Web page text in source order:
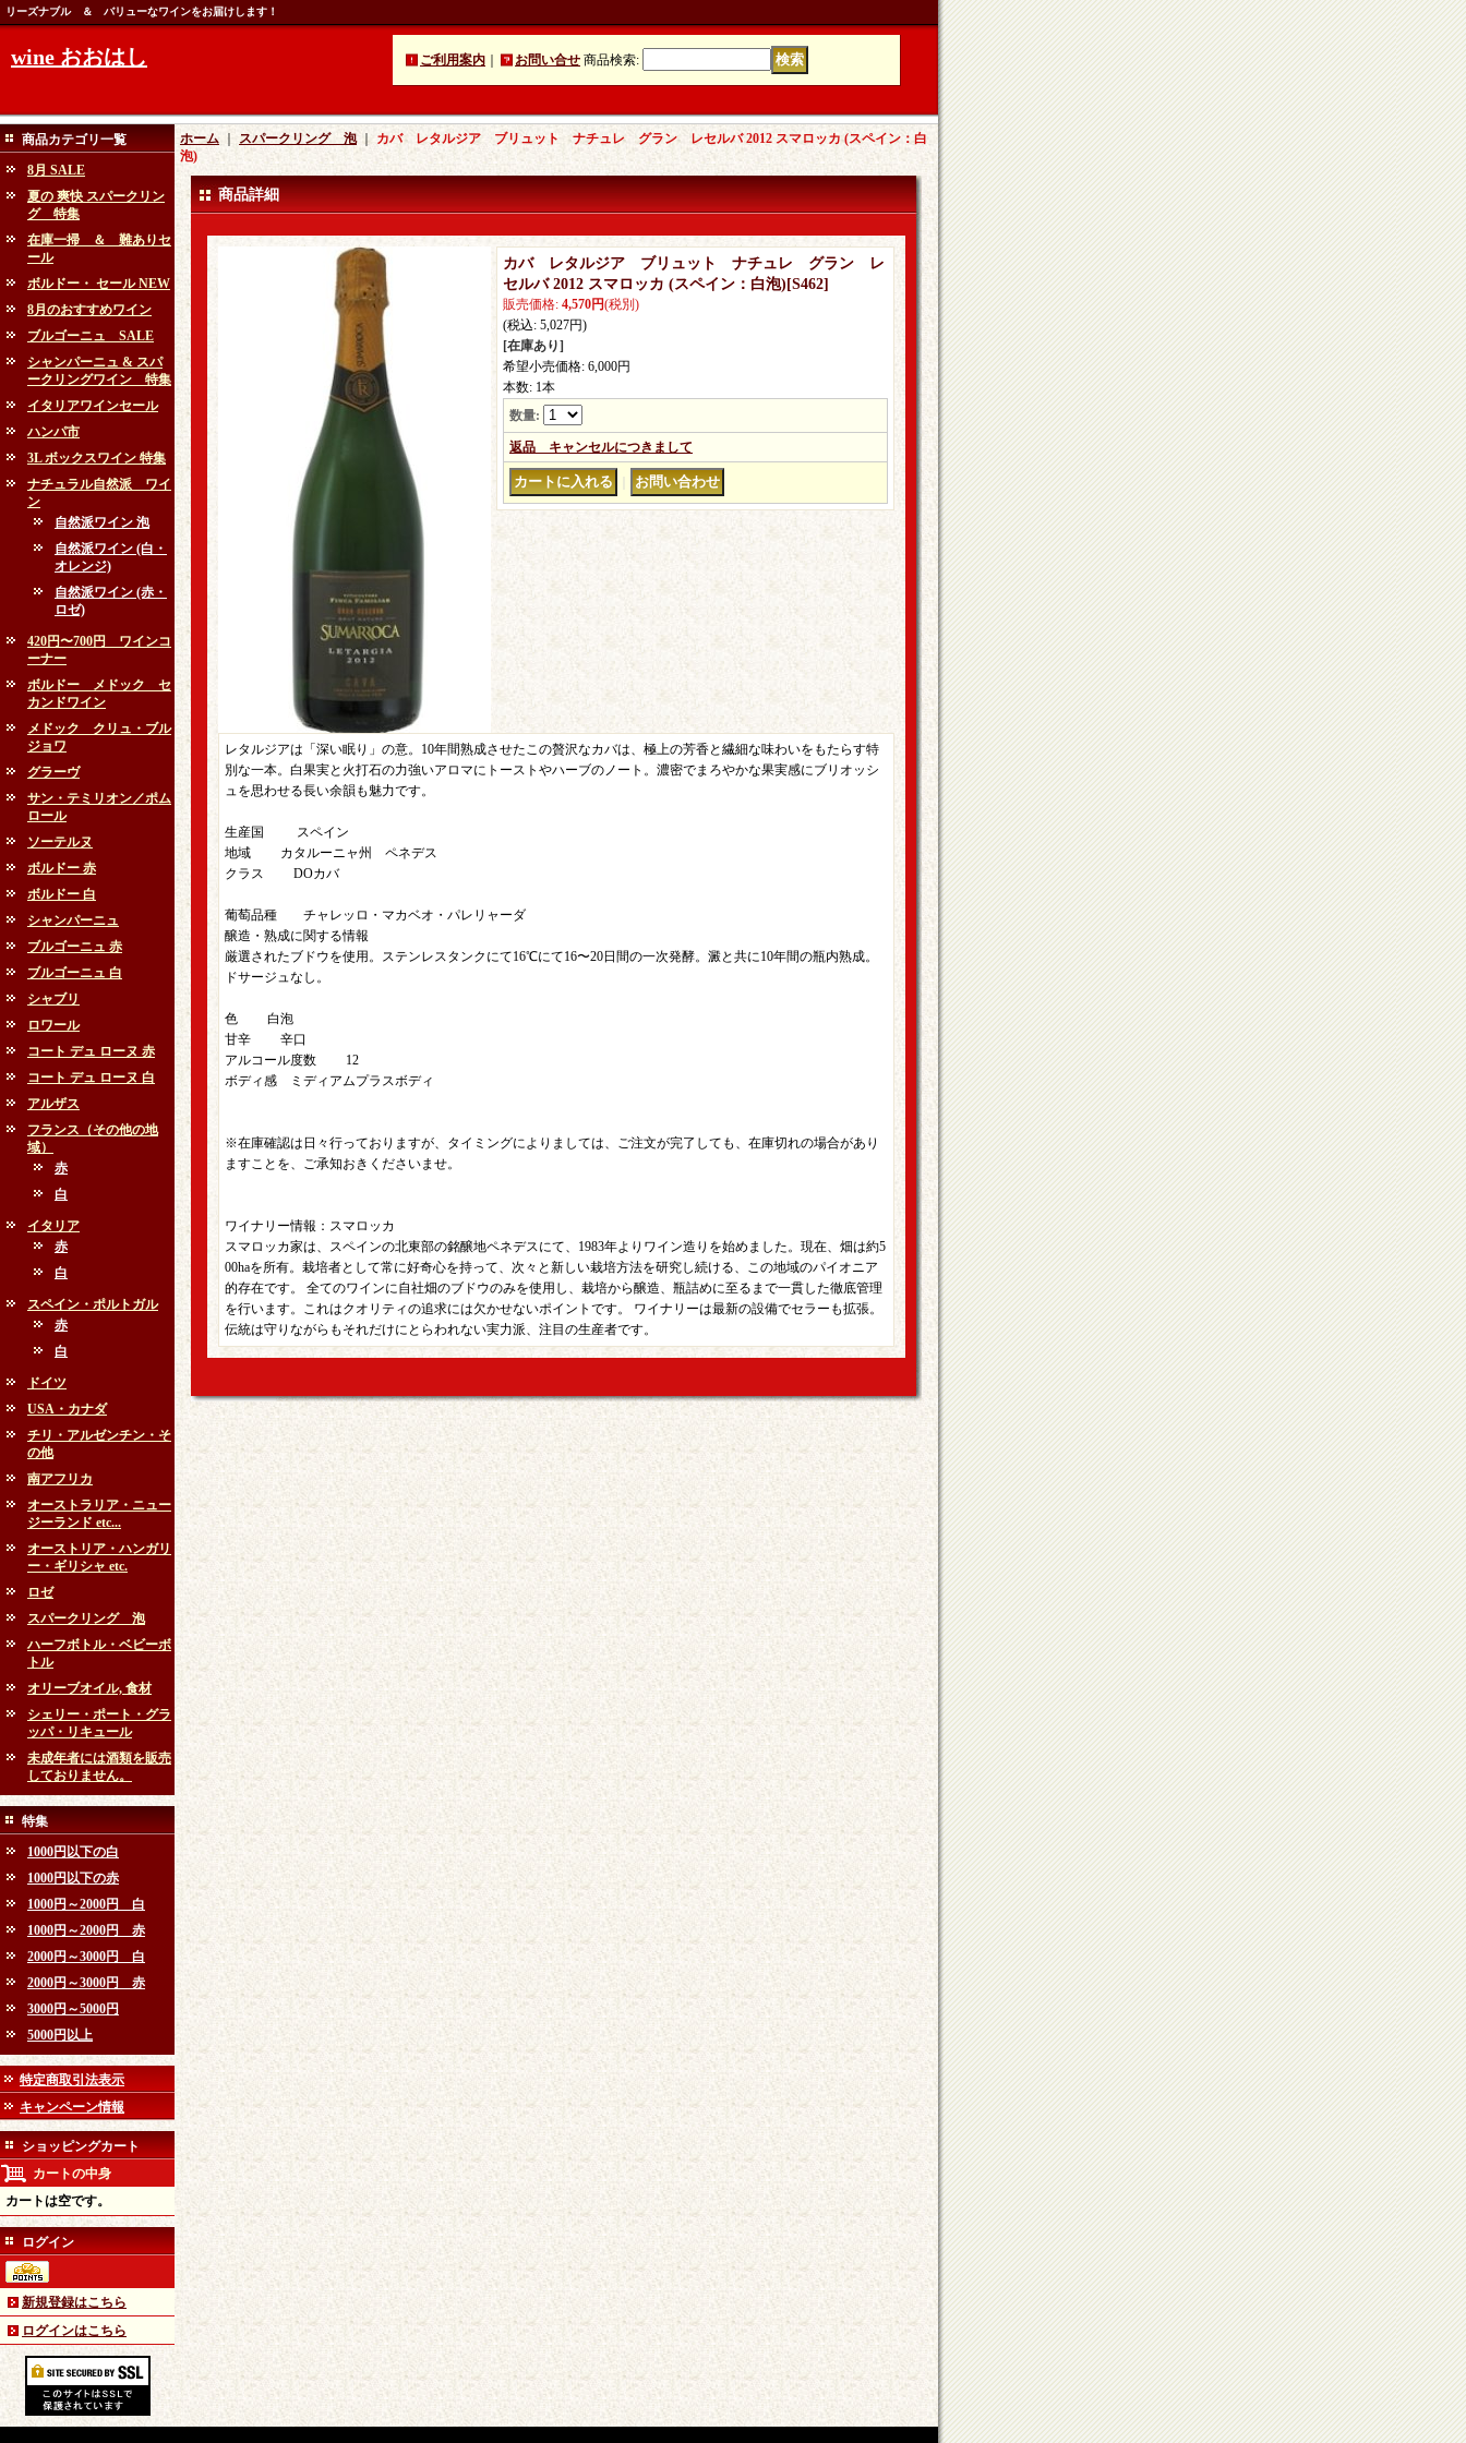
リーズナブル ＆ バリューなワインをお届けします！
wine おおはし ご利用案内 お問い合せ 商品検索:
商品カテゴリ一覧
8月 SALE
夏の 爽快 スパークリン
グ 特集
在庫一掃 ＆ 難ありセ
ール
ボルドー・ セール NEW
8月のおすすめワイン
ブルゴーニュ SALE
シャンパーニュ & スパ
ークリングワイン 特集
イタリアワインセール
ハンパ市
3L ボックスワイン 特集
ナチュラル自然派 ワイ
ン
自然派ワイン 泡
自然派ワイン (白・
オレンジ)
自然派ワイン (赤・
ロゼ)
420円〜700円 ワインコ
ーナー
ボルドー メドック セ
カンドワイン
メドック クリュ・ブル
ジョワ
グラーヴ
サン・テミリオン／ポム
ロール
ソーテルヌ
ボルドー 赤
ボルドー 白
シャンパーニュ
ブルゴーニュ 赤
ブルゴーニュ 白
シャブリ
ロワール
コート デュ ローヌ 赤
コート デュ ローヌ 白
アルザス
フランス（その他の地
域）
赤
白
イタリア
赤
白
スペイン・ポルトガル
赤
白
ドイツ
USA・カナダ
チリ・アルゼンチン・そ
の他
南アフリカ
オーストラリア・ニュー
ジーランド etc...
オーストリア・ハンガリ
ー・ギリシャ etc.
ロゼ
スパークリング 泡
ハーフボトル・ベビーボ
トル
オリーブオイル, 食材
シェリー・ポート・グラ
ッパ・リキュール
未成年者には酒類を販売
しておりません。
特集
1000円以下の白
1000円以下の赤
1000円～2000円 白
1000円～2000円 赤
2000円～3000円 白
2000円～3000円 赤
3000円～5000円
5000円以上
特定商取引法表示
キャンペーン情報
ショッピングカート
カートの中身
カートは空です。
ログイン
新規登録はこちら
ログインはこちら
ホーム スパークリング 泡｜ カバ レタルジア ブリュット ナチュレ グラン レセルバ 2012 スマロッカ (スペイン：白
泡)
商品詳細
カバ レタルジア ブリュット ナチュレ グラン レ
セルバ 2012 スマロッカ (スペイン：白泡) [S462]
販売価格: 4,570円(税別)
(税込: 5,027円)
[在庫あり]
希望小売価格: 6,000円
本数: 1本
数量:
返品 キャンセルにつきまして
レタルジアは「深い眠り」の意。10年間熟成させたこの贅沢なカバは、極上の芳香と繊細な味わいをもたらす特
別な一本。白果実と火打石の力強いアロマにトーストやハーブのノート。濃密でまろやかな果実感にブリオッシ
ュを思わせる長い余韻も魅力です。
生産国 スペイン
地域 カタルーニャ州 ペネデス
クラス DOカバ
葡萄品種 チャレッロ・マカベオ・パレリャーダ
醸造・熟成に関する情報
厳選されたブドウを使用。ステンレスタンクにて16℃にて16〜20日間の一次発酵。澱と共に10年間の瓶内熟成。
ドサージュなし。
色 白泡
甘辛 辛口
アルコール度数 12
ボディ感 ミディアムプラスボディ
※在庫確認は日々行っておりますが、タイミングによりましては、ご注文が完了しても、在庫切れの場合があり
ますことを、ご承知おきくださいませ。
ワイナリー情報：スマロッカ
スマロッカ家は、スペインの北東部の銘醸地ペネデスにて、1983年よりワイン造りを始めました。現在、畑は約5
00haを所有。栽培者として常に好奇心を持って、次々と新しい栽培方法を研究し続ける、この地域のパイオニア
的存在です。 全てのワインに自社畑のブドウのみを使用し、栽培から醸造、瓶詰めに至るまで一貫した徹底管理
を行います。これはクオリティの追求には欠かせないポイントです。 ワイナリーは最新の設備でセラーも拡張。
伝統は守りながらもそれだけにとらわれない実力派、注目の生産者です。